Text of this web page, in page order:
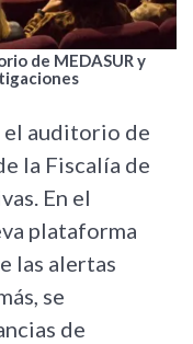
de MEDASUR y
el auditorio de
la Fiscalía de
En el
plataforma
las alertas
se
de